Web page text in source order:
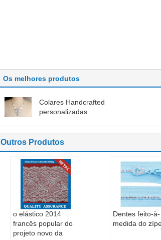
Os melhores produtos
Colares Handcrafted
personalizadas
Outros Produtos
o elástico 2014
francês popular do
projeto novo da
Dentes feito-à-
medida do